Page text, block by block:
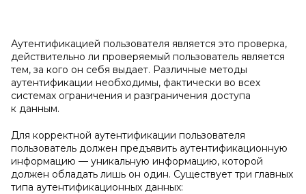
Аутентификацией пользователя является это проверка,
действительно ли проверяемый пользователь является
тем, за кого он себя выдает. Различные методы
аутентификации необходимы, фактически во всех
системах ограничения и разграничения доступа
к данным.
Для корректной аутентификации пользователя
пользователь должен предъявить аутентификационную
информацию — уникальную информацию, которой
должен обладать лишь он один. Существует три главных
типа аутентификационных данных: